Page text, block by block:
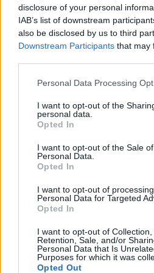
disclosure of your personal
IAB’s list of downstream
also be disclosed by us to third
Downstream Participants that may
Personal Data Processing
I want to opt-out of the
personal data.
Opted In
I want to opt-out of the Sale
Personal Data.
Opted In
I want to opt-out of
Personal Data for Targeted
Opted In
I want to opt-out of Collection,
Retention, Sale, and/or
Personal Data that Is
Purposes for which it was
Opted Out
Actus Info
Elon Musk nuirait
selon une étude
Actus Info